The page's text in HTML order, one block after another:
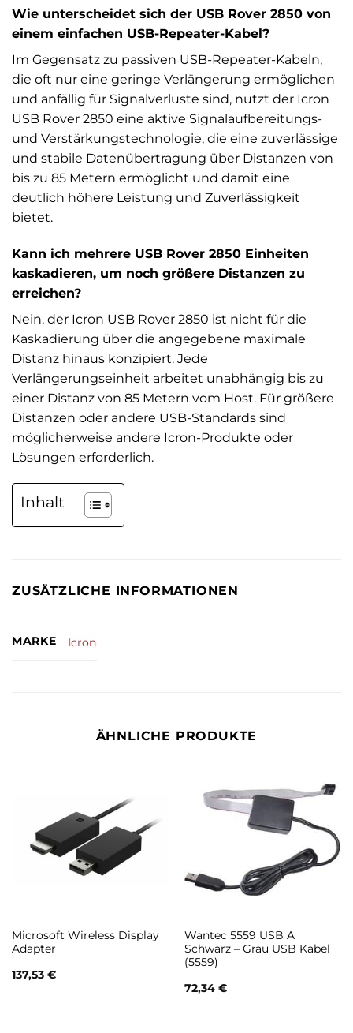
Wie unterscheidet sich der USB Rover 2850 von
einem einfachen USB-Repeater-Kabel?
Im Gegensatz zu passiven USB-Repeater-Kabeln,
die oft nur eine geringe Verlängerung ermöglichen
und anfällig für Signalverluste sind, nutzt der Icron
USB Rover 2850 eine aktive Signalaufbereitungs-
und Verstärkungstechnologie, die eine zuverlässige
und stabile Datenübertragung über Distanzen von
bis zu 85 Metern ermöglicht und damit eine
deutlich höhere Leistung und Zuverlässigkeit
bietet.
Kann ich mehrere USB Rover 2850 Einheiten
kaskadieren, um noch größere Distanzen zu
erreichen?
Nein, der Icron USB Rover 2850 ist nicht für die
Kaskadierung über die angegebene maximale
Distanz hinaus konzipiert. Jede
Verlängerungseinheit arbeitet unabhängig bis zu
einer Distanz von 85 Metern vom Host. Für größere
Distanzen oder andere USB-Standards sind
möglicherweise andere Icron-Produkte oder
Lösungen erforderlich.
Inhalt
ZUSÄTZLICHE INFORMATIONEN
MARKE Icron
ÄHNLICHE PRODUKTE
Microsoft Wireless Display
Adapter
137,53 €
Wantec 5559 USB A
Schwarz – Grau USB Kabel
(5559)
72,34 €